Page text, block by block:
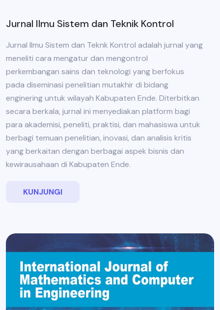
Jurnal Ilmu Sistem dan Teknik Kontrol
Jurnal Ilmu Sistem dan Teknk Kontrol adalah jurnal yang
meneliti cara mengatur dan mengontrol
perkembangan sains dan teknologi yang berfokus
pada diseminasi penelitian mutakhir di bidang
enginering untuk wilayah Kabupaten Ende. Diterbitkan
secara berkala, jurnal ini menyediakan platform bagi
para akademisi, peneliti, praktisi, dan mahasiswa untuk
berbagi temuan penelitian, inovasi, dan analisis kritis
yang berkaitan dengan berbagai aspek bisnis dan
kewirausahaan di Kabupaten Ende.
KUNJUNGI